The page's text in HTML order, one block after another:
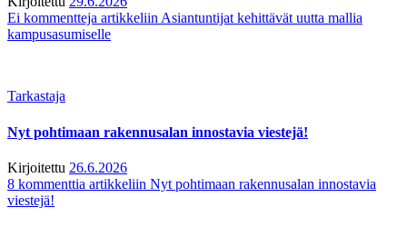
Ei kommentteja artikkeliin Asiantuntijat kehittävät uutta mallia
kampusasumiselle
Tarkastaja
Nyt pohtimaan rakennusalan innostavia viestejä!
Kirjoitettu 26.6.2026
8 kommenttia artikkeliin Nyt pohtimaan rakennusalan innostavia
viestejä!